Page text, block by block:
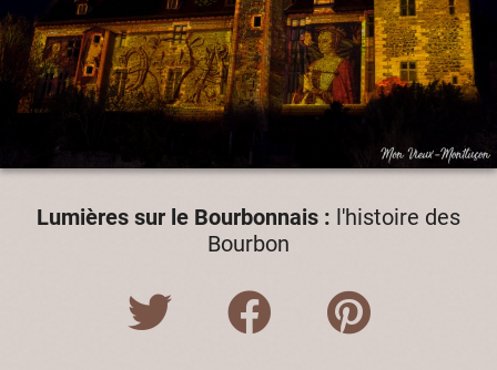
Lumières sur le Bourbonnais : l'histoire des
Bourbon